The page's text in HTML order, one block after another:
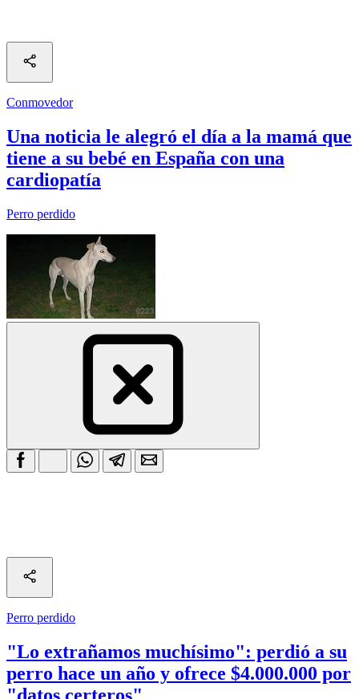
Conmovedor
Una noticia le alegró el día a la mamá que
tiene a su bebé en España con una
cardiopatía
Perro perdido
Perro perdido
"Lo extrañamos muchísimo": perdió a su
perro hace un año y ofrece $4.000.000 por